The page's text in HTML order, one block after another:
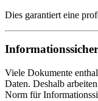
Dies garantiert eine
Viele Dokumente
Daten. Deshalb
Norm für